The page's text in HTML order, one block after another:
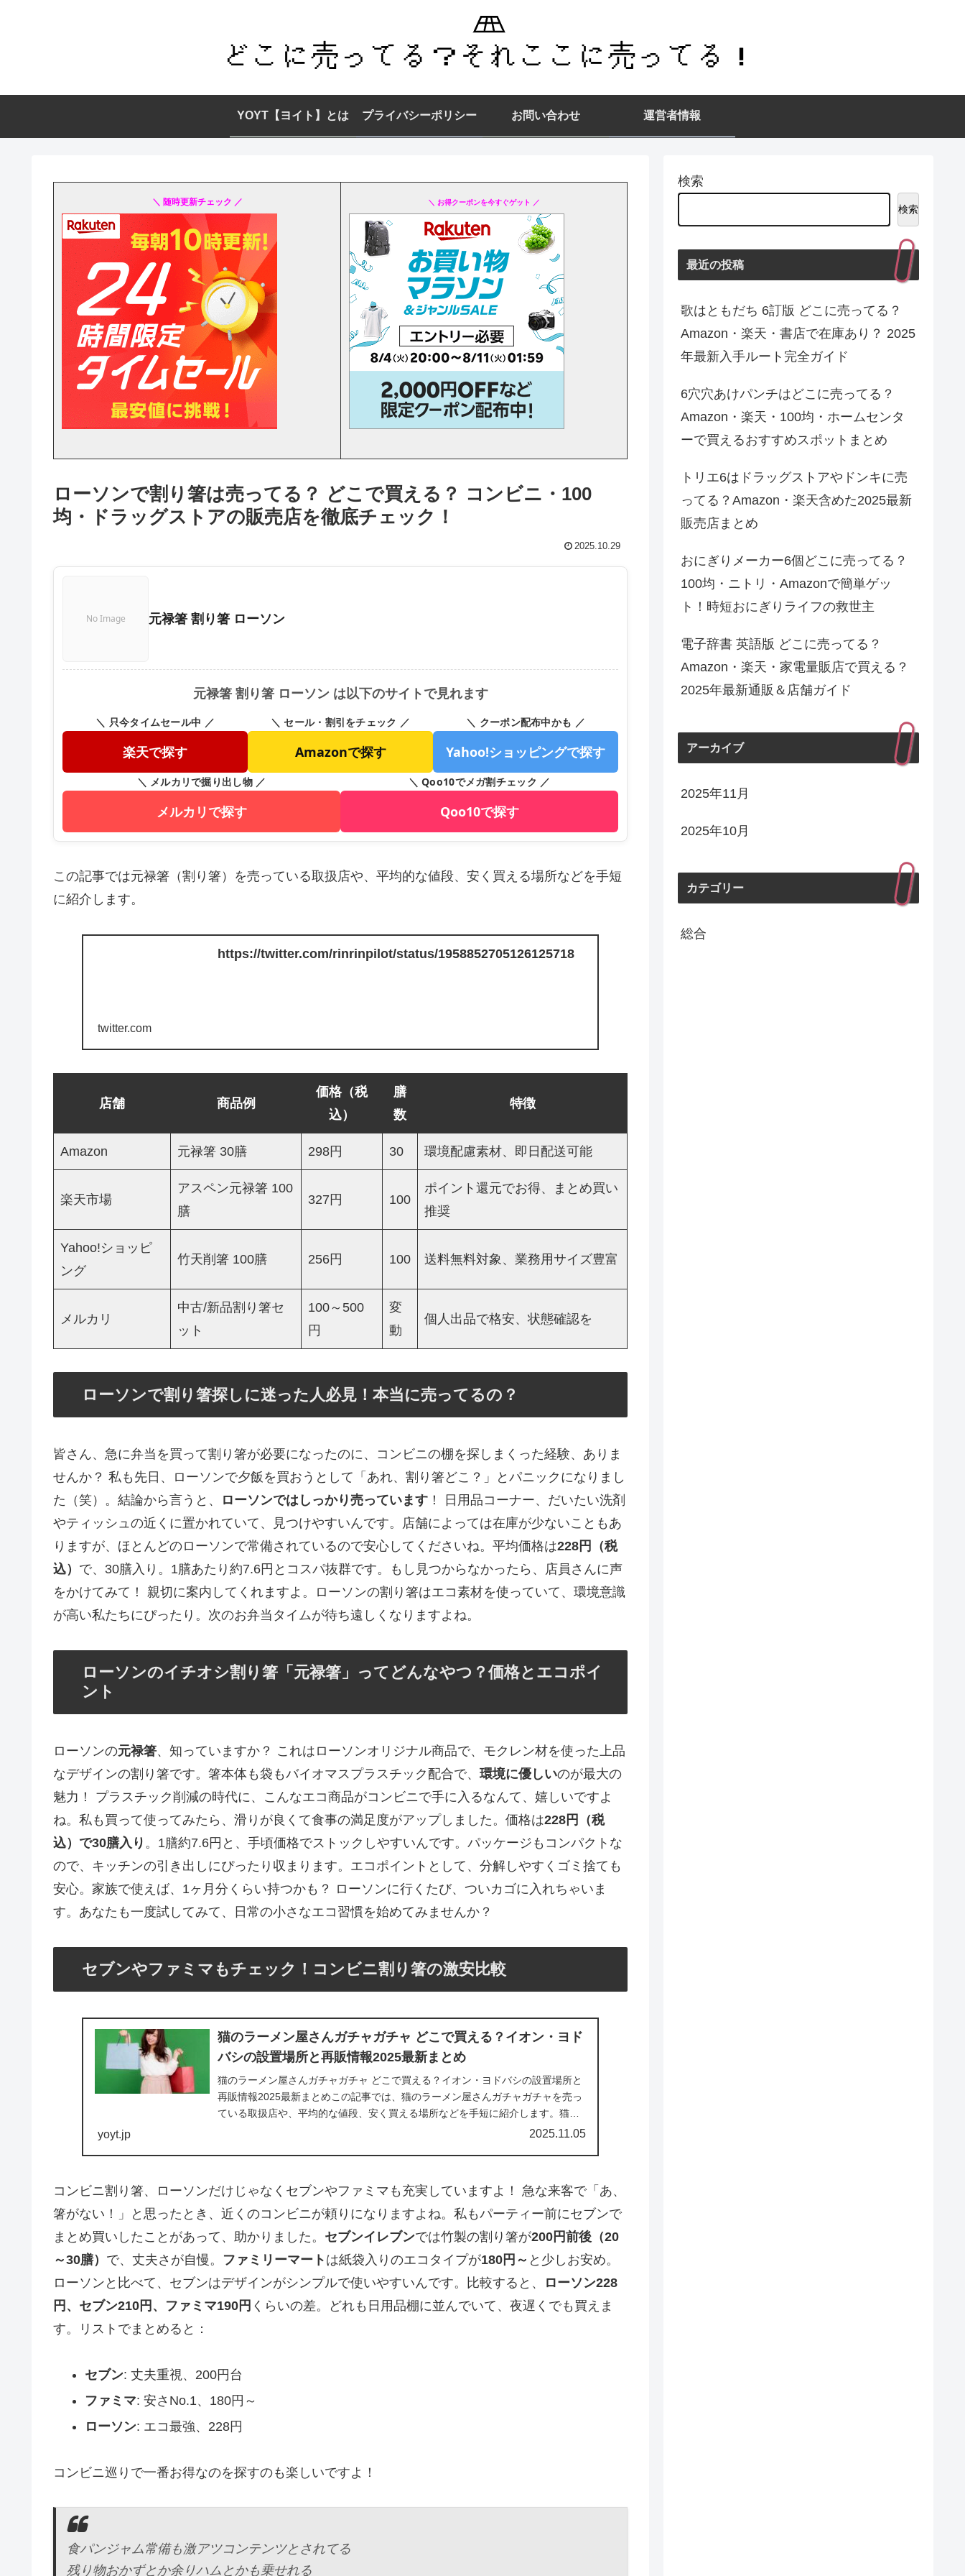
YOYT【ヨイト】とは プライバシーポリシー お問い合わせ 運営者情報
＼ 随時更新チェック ／ ＼ お得クーポンを今すぐゲット ／
ローソンで割り箸は売ってる？ どこで買える？ コンビニ・100
均・ドラッグストアの販売店を徹底チェック！
2025.10.29
No Image 元禄箸 割り箸 ローソン
元禄箸 割り箸 ローソン は以下のサイトで見れます
＼ 只今タイムセール中 ／
楽天で探す
＼ セール・割引をチェック ／
Amazonで探す
＼ クーポン配布中かも ／
Yahoo!ショッピングで探す
＼ メルカリで掘り出し物 ／
メルカリで探す
＼ Qoo10でメガ割チェック ／
Qoo10で探す
この記事では元禄箸（割り箸）を売っている取扱店や、平均的な値段、安く買える場所などを手短
に紹介します。
https://twitter.com/rinrinpilot/status/1958852705126125718
twitter.com
店舗 商品例
価格（税
込）
膳
数
特徴
Amazon 元禄箸 30膳 298円 30 環境配慮素材、即日配送可能
楽天市場
アスペン元禄箸 100
膳
327円 100
ポイント還元でお得、まとめ買い
推奨
Yahoo!ショッピ
ング
竹天削箸 100膳 256円 100 送料無料対象、業務用サイズ豊富
メルカリ
中古/新品割り箸セ
ット
100～500
円
変
動
個人出品で格安、状態確認を
ローソンで割り箸探しに迷った人必見！本当に売ってるの？
皆さん、急に弁当を買って割り箸が必要になったのに、コンビニの棚を探しまくった経験、ありま
せんか？ 私も先日、ローソンで夕飯を買おうとして「あれ、割り箸どこ？」とパニックになりまし
た（笑）。結論から言うと、
ローソンではしっかり売っています ！ 日用品コーナー、だいたい洗剤
やティッシュの近くに置かれていて、見つけやすいんです。店舗によっては在庫が少ないこともあ
りますが、ほとんどのローソンで常備されているので安心してくださいね。平均価格は228円（税
込） で、30膳入り。1膳あたり約7.6円とコスパ抜群です。もし見つからなかったら、店員さんに声
をかけてみて！ 親切に案内してくれますよ。ローソンの割り箸はエコ素材を使っていて、環境意識
が高い私たちにぴったり。次のお弁当タイムが待ち遠しくなりますよね。
ローソンのイチオシ割り箸「元禄箸」ってどんなやつ？価格とエコポイ
ント
ローソンの元禄箸、知っていますか？ これはローソンオリジナル商品で、モクレン材を使った上品
なデザインの割り箸です。箸本体も袋もバイオマスプラスチック配合で、 環境に優しいのが最大の
魅力！ プラスチック削減の時代に、こんなエコ商品がコンビニで手に入るなんて、嬉しいですよ
ね。私も買って使ってみたら、滑りが良くて食事の満足度がアップしました。価格は228円（税
込）で30膳入り 。1膳約7.6円と、手頃価格でストックしやすいんです。パッケージもコンパクトな
ので、キッチンの引き出しにぴったり収まります。エコポイントとして、分解しやすくゴミ捨ても
安心。家族で使えば、1ヶ月分くらい持つかも？ ローソンに行くたび、ついカゴに入れちゃいま
す。あなたも一度試してみて、日常の小さなエコ習慣を始めてみませんか？
セブンやファミマもチェック！コンビニ割り箸の激安比較
猫のラーメン屋さんガチャガチャ どこで買える？イオン・ヨド
バシの設置場所と再販情報2025最新まとめ
猫のラーメン屋さんガチャガチャ どこで買える？イオン・ヨドバシの設置場所と
再販情報2025最新まとめこの記事では、猫のラーメン屋さんガチャガチャを売っ
ている取扱店や、平均的な値段、安く買える場所などを手短に紹介します。猫好
yoyt.jp 2025.11.05
コンビニ割り箸、ローソンだけじゃなくセブンやファミマも充実していますよ！ 急な来客で「あ、
箸がない！」と思ったとき、近くのコンビニが頼りになりますよね。私もパーティー前にセブンで
まとめ買いしたことがあって、助かりました。 セブンイレブンでは竹製の割り箸が200円前後（20
～30膳） で、丈夫さが自慢。 ファミリーマート は紙袋入りのエコタイプが180円～ と少しお安め。
ローソンと比べて、セブンはデザインがシンプルで使いやすいんです。比較すると、
ローソン228
円、セブン210円、ファミマ190円 くらいの差。どれも日用品棚に並んでいて、夜遅くでも買えま
す。リストでまとめると：
セブン: 丈夫重視、200円台
ファミマ: 安さNo.1、180円～
ローソン: エコ最強、228円
コンビニ巡りで一番お得なのを探すのも楽しいですよ！
食パンジャム常備も激アツコンテンツとされてる
残り物おかずとか余りハムとかも乗せれる
検索
検索
最近の投稿
歌はともだち 6訂版 どこに売ってる？
Amazon・楽天・書店で在庫あり？ 2025
年最新入手ルート完全ガイド
6穴穴あけパンチはどこに売ってる？
Amazon・楽天・100均・ホームセンタ
ーで買えるおすすめスポットまとめ
トリエ6はドラッグストアやドンキに売
ってる？Amazon・楽天含めた2025最新
販売店まとめ
おにぎりメーカー6個どこに売ってる？
100均・ニトリ・Amazonで簡単ゲッ
ト！時短おにぎりライフの救世主
電子辞書 英語版 どこに売ってる？
Amazon・楽天・家電量販店で買える？
2025年最新通販＆店舗ガイド
アーカイブ
2025年11月
2025年10月
カテゴリー
総合